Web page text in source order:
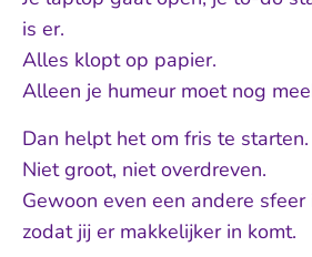
is er.
Alles klopt op papier.
Alleen je humeur moet nog
Dan helpt het om fris te starten.
Niet groot, niet overdreven.
Gewoon even een andere sfeer
zodat jij er makkelijker in komt.